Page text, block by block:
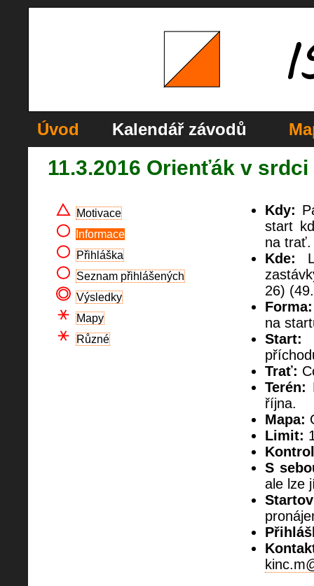
Úvod Kalendář závodů
11.3.2016 Orienťák v
Motivace
Informace
Přihláška
Seznam přihlášených
Výsledky
Mapy
Různé
Kdy:
start
na trať.
Kde:
26)
Forma:
na
Start:
Trať:
Terén:
října.
Mapa:
Limit:
S
ale lze